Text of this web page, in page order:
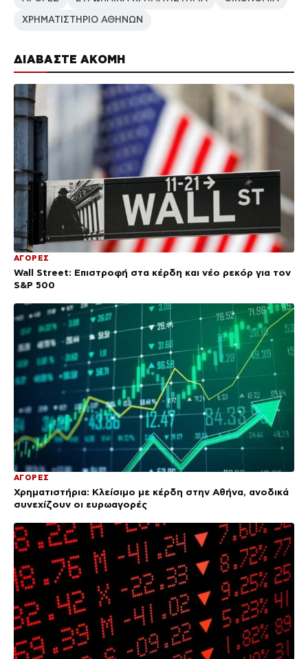
ΔΙΑΒΑΣΤΕ ΑΚΟΜΗ
ΑΓΟΡΕΣ
Wall Street: Επιστροφή στα κέρδη και νέο ρεκόρ για τον
S&P 500
ΑΓΟΡΕΣ
Χρηματιστήρια: Κλείσιμο με κέρδη στην Αθήνα, ανοδικά
συνεχίζουν οι ευρωαγορές
ΧΡΗΜΑΤΙΣΤΗΡΙΟ ΑΘΗΝΩΝ